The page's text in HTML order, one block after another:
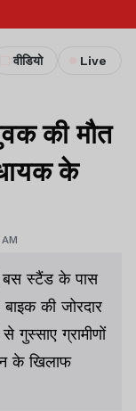
वीडियो Live
की मौत
के
बस स्टैंड के पास
की जोरदार
गुस्साए ग्रामीणों
के खिलाफ